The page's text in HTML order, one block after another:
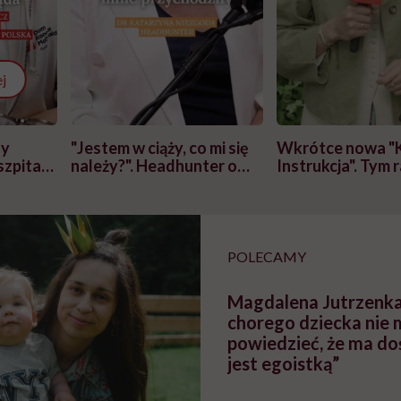
"Jestem w ciąży, co mi się
należy?". Headhunter o
pracy
Wkrótce nowa
Instrukcja". Tym
POLECAMY
Magdalena
chorego dziecka nie
powiedzieć, że ma
jest egoistką”